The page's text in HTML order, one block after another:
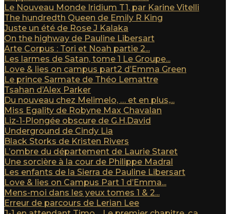
Le Nouveau Monde Iridium T1, par Karine Vitelli
The hundredth Queen de Emily R King
Juste un été de Rose J Kalaka
On the highway de Pauline Libersart
Arte Corpus : Tori et Noah partie 2...
Les larmes de Satan, tome 1 Le Groupe...
Love & lies on campus part2 d’Emma Green
Le prince Sarmate de Théo Lemattre
Tsahan d’Alex Parker
Du nouveau chez Melimelo, … et en plus,...
Miss Egality de Robyne Max Chavalan
Liz-1-Plongée obscure de G.H.David
Underground de Cindy Lia
Black Storks de Kristen Rivers
L’ombre du département de Laurie Staret
Une sorcière à la cour de Philippe Madral
Les enfants de la Sierra de Pauline Libersart
Love & lies on Campus Part 1 d’Emma...
Mens-moi dans les yeux tomes 1 & 2...
Erreur de parcours de Lerian Lee